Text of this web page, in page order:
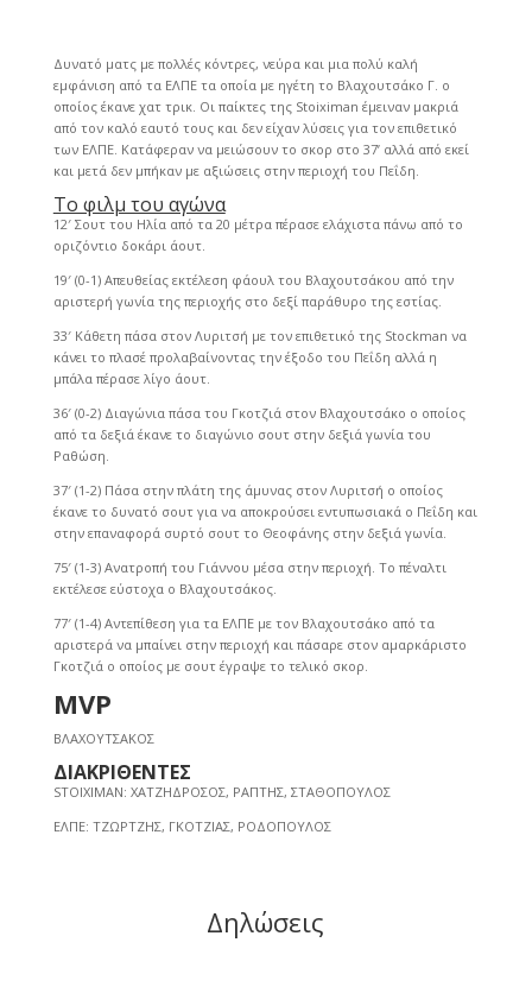
Δυνατό ματς με πολλές κόντρες, νεύρα και μια πολύ καλή
εμφάνιση από τα ΕΛΠΕ τα οποία με ηγέτη το Βλαχουτσάκο Γ. ο
οποίος έκανε χατ τρικ. Οι παίκτες της Stoiximan έμειναν μακριά
από τον καλό εαυτό τους και δεν είχαν λύσεις για τον επιθετικό
των ΕΛΠΕ. Κατάφεραν να μειώσουν το σκορ στο 37’ αλλά από εκεί
και μετά δεν μπήκαν με αξιώσεις στην περιοχή του Πεΐδη.
Το φιλμ του αγώνα
12′ Σουτ του Ηλία από τα 20 μέτρα πέρασε ελάχιστα πάνω από το
οριζόντιο δοκάρι άουτ.
19′ (0-1) Απευθείας εκτέλεση φάουλ του Βλαχουτσάκου από την
αριστερή γωνία της περιοχής στο δεξί παράθυρο της εστίας.
33′ Κάθετη πάσα στον Λυριτσή με τον επιθετικό της Stockman να
κάνει το πλασέ προλαβαίνοντας την έξοδο του Πεΐδη αλλά η
μπάλα πέρασε λίγο άουτ.
36′ (0-2) Διαγώνια πάσα του Γκοτζιά στον Βλαχουτσάκο ο οποίος
από τα δεξιά έκανε το διαγώνιο σουτ στην δεξιά γωνία του
Ραθώση.
37′ (1-2) Πάσα στην πλάτη της άμυνας στον Λυριτσή ο οποίος
έκανε το δυνατό σουτ για να αποκρούσει εντυπωσιακά ο Πεΐδη και
στην επαναφορά συρτό σουτ το Θεοφάνης στην δεξιά γωνία.
75′ (1-3) Ανατροπή του Γιάννου μέσα στην περιοχή. Το πέναλτι
εκτέλεσε εύστοχα ο Βλαχουτσάκος.
77′ (1-4) Αντεπίθεση για τα ΕΛΠΕ με τον Βλαχουτσάκο από τα
αριστερά να μπαίνει στην περιοχή και πάσαρε στον αμαρκάριστο
Γκοτζιά ο οποίος με σουτ έγραψε το τελικό σκορ.
MVP
ΒΛΑΧΟΥΤΣΑΚΟΣ
ΔΙΑΚΡΙΘΕΝΤΕΣ
STOIXIMAN: ΧΑΤΖΗΔΡΟΣΟΣ, ΡΑΠΤΗΣ, ΣΤΑΘΟΠΟΥΛΟΣ
ΕΛΠΕ: ΤΖΩΡΤΖΗΣ, ΓΚΟΤΖΙΑΣ, ΡΟΔΟΠΟΥΛΟΣ
Δηλώσεις